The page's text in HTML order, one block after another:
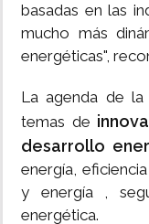
basadas en las
mucho más
energéticas",
La agenda de
temas de
desarrollo
energía,
y energía ,
energética.